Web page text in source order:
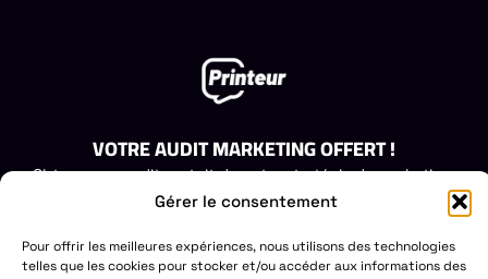
Gérer le consentement
Pour offrir les meilleures expériences, nous utilisons des technologies
telles que les cookies pour stocker et/ou accéder aux informations des
VOTRE AUDIT MARKETING OFFERT !
Obtenez un audit gratuit de votre stratégie de marketing.
Laissez-nous vous aider à identifier les opportunités de
DEMANDEZ VOTRE AUDIT GRATUIT